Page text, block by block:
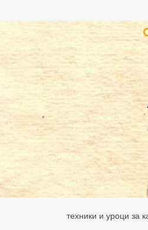
техники и уроци за